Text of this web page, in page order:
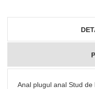
Anal plugul anal Stud